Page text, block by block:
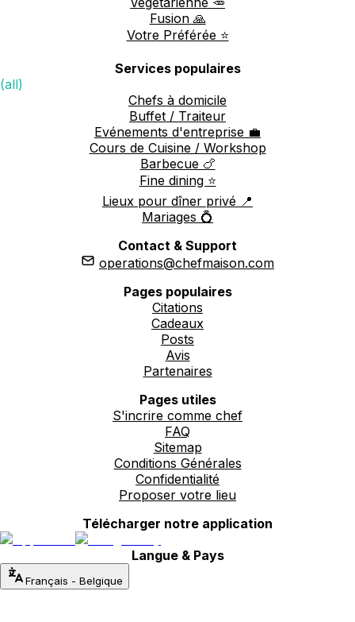
Fusion 🙏
Votre Préférée ⭐️
Services populaires
(all)
Chefs à domicile
Buffet / Traiteur
Evénements d'entreprise 💼
Cours de Cuisine / Workshop
Barbecue 🍗
Fine dining ⭐️
Lieux pour dîner privé 📍
Mariages 💍
Contact & Support
operations@chefmaison.com
Pages populaires
Citations
Cadeaux
Posts
Avis
Partenaires
Pages utiles
S'incrire comme chef
FAQ
Sitemap
Conditions Générales
Confidentialité
Proposer votre lieu
Télécharger notre application
Langue & Pays
Français - Belgique